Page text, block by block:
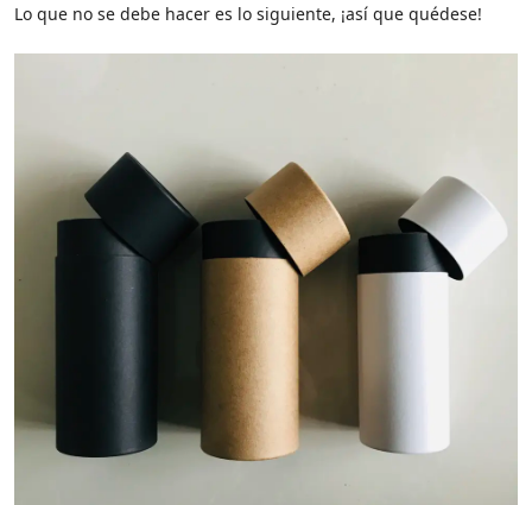
Lo que no se debe hacer es lo siguiente, ¡así que quédese!